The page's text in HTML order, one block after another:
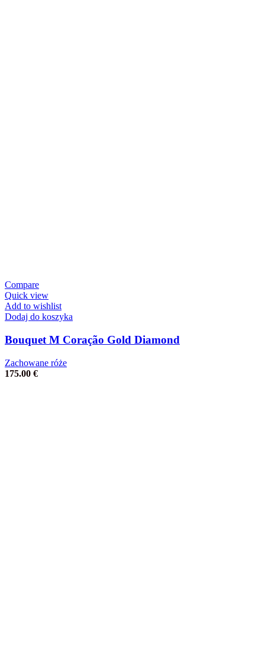
Compare
Quick view
Add to wishlist
Dodaj do koszyka
Bouquet M Coração Gold Diamond
Zachowane róże
175.00 €